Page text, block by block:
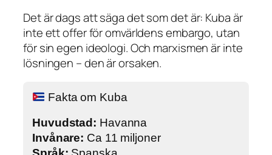
Det är dags att säga det som det är: Kuba är
inte ett offer för omvärldens embargo, utan
för sin egen ideologi. Och marxismen är inte
lösningen – den är orsaken.
Fakta om Kuba
Huvudstad: Havanna
Invånare: Ca 11 miljoner